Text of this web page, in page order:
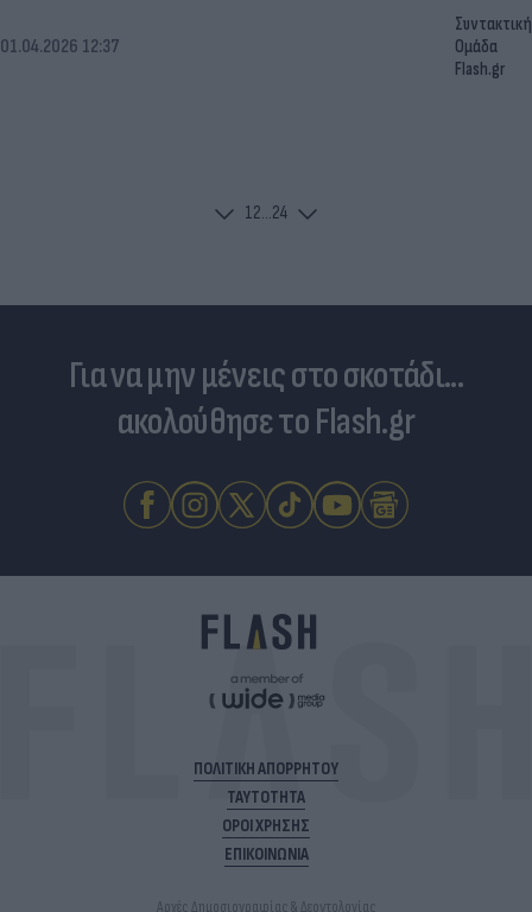
01.04.2026 12:37
Συντακτική
Ομάδα
Flash.gr
12...24
Για να μην μένεις στο σκοτάδι...
ακολούθησε το Flash.gr
ΠΟΛΙΤΙΚΗ ΑΠΟΡΡΗΤΟΥ
ΤΑΥΤΟΤΗΤΑ
ΟΡΟΙ ΧΡΗΣΗΣ
ΕΠΙΚΟΙΝΩΝΙΑ
Αρχές Δημοσιογραφίας & Δεοντολογίας